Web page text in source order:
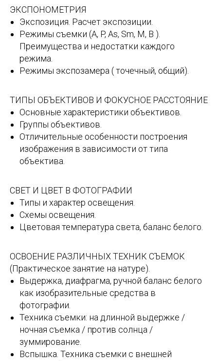
ЭКСПОНОМЕТРИЯ
Экспозиция. Расчет экспозиции.
Режимы съемки (А, P, As, Sm, M, B ).
Преимущества и недостатки каждого
режима.
Режимы экспозамера ( точечный, общий).
ТИПЫ ОБЪЕКТИВОВ И ФОКУСНОЕ РАССТОЯНИЕ
Основные характеристики объективов.
Группы объективов.
Отличительные особенности построения
изображения в зависимости от типа
объектива.
СВЕТ И ЦВЕТ В ФОТОГРАФИИ
Типы и характер освещения.
Схемы освещения.
Цветовая температура света, баланс белого.
ОСВОЕНИЕ РАЗЛИЧНЫХ ТЕХНИК СЪЕМОК
(Практическое занятие на натуре).
Выдержка, диафрагма, ручной баланс белого
как изобразительные средства в
фотографии.
Техника съемки: на длинной выдержке /
ночная съемка / против солнца /
зуммирование.
Вспышка. Техника съемки с внешней